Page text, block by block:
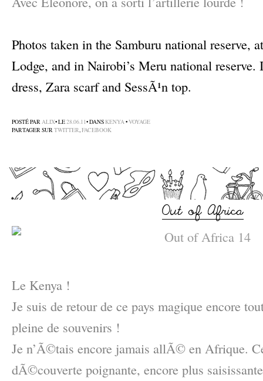
Photos taken in the Samburu national reserve,
Lodge, and in Nairobi’s Meru national reserve.
dress, Zara scarf and SessÃ¹n top.
POSTÉ PARALIX• LE28.06.11• DANS KENYA•VOYAGE
PARTAGER SURTWITTER,FACEBOOK
Le Kenya !
Je suis de retour de ce pays magique encore
pleine de souvenirs !
Je n’Ã©tais encore jamais allÃ© en Afrique.
dÃ©couverte poignante, encore plus